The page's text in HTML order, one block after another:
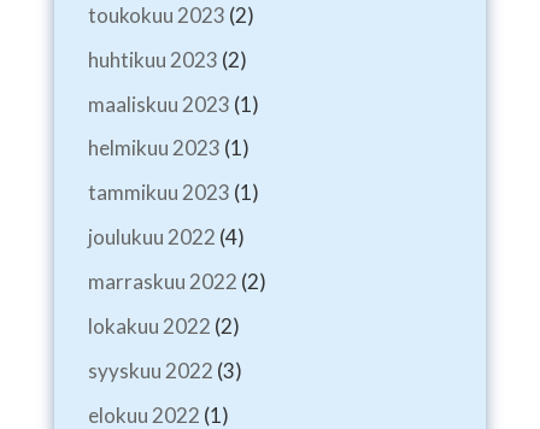
toukokuu 2023 (2)
huhtikuu 2023 (2)
maaliskuu 2023 (1)
helmikuu 2023 (1)
tammikuu 2023 (1)
joulukuu 2022 (4)
marraskuu 2022 (2)
lokakuu 2022 (2)
syyskuu 2022 (3)
elokuu 2022 (1)